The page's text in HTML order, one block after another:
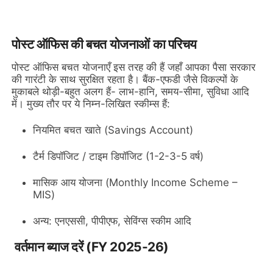
पोस्ट ऑफिस की बचत योजनाओं का परिचय
पोस्ट ऑफिस बचत योजनाएँ इस तरह की हैं जहाँ आपका पैसा सरकार
की गारंटी के साथ सुरक्षित रहता है। बैंक-एफडी जैसे विकल्पों के
मुकाबले थोड़ी-बहुत अलग हैं- लाभ-हानि, समय-सीमा, सुविधा आदि
में। मुख्य तौर पर ये निम्न-लिखित स्कीम्स हैं:
नियमित बचत खाते (Savings Account)
टैर्म डिपॉजिट / टाइम डिपॉजिट (1-2-3-5 वर्ष)
मासिक आय योजना (Monthly Income Scheme –
MIS)
अन्य: एनएससी, पीपीएफ, सेविंग्स स्कीम आदि
वर्तमान ब्याज दरें (FY 2025-26)